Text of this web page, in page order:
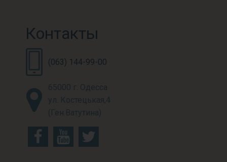
Контакты
(063) 144-99-00
65000 г. Одесса
ул. Костецькая,4
(Ген.Ватутина)